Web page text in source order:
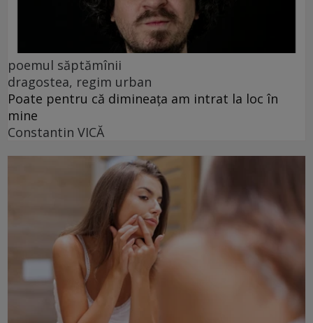
poemul săptămînii
dragostea, regim urban
Poate pentru că dimineața am intrat la loc în
mine
Constantin VICĂ